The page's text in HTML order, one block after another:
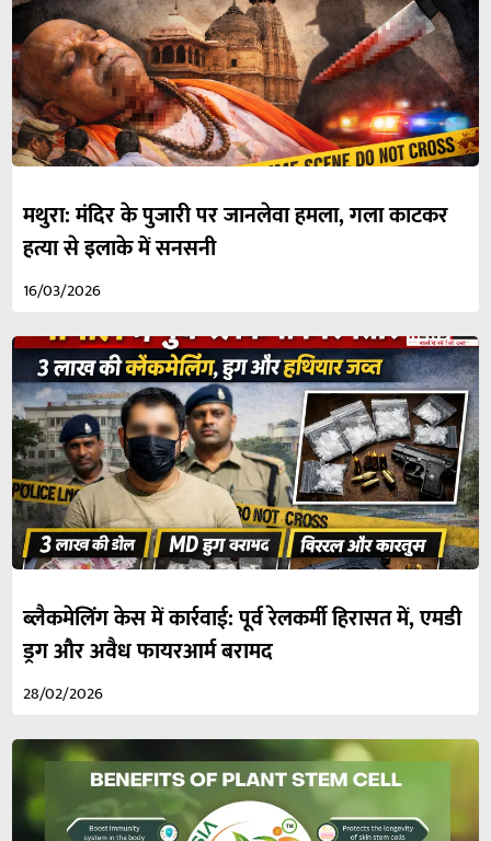
मथुरा: मंदिर के पुजारी पर जानलेवा हमला, गला काटकर
हत्या से इलाके में सनसनी
16/03/2026
ब्लैकमेलिंग केस में कार्रवाई: पूर्व रेलकर्मी हिरासत में, एमडी
ड्रग और अवैध फायरआर्म बरामद
28/02/2026